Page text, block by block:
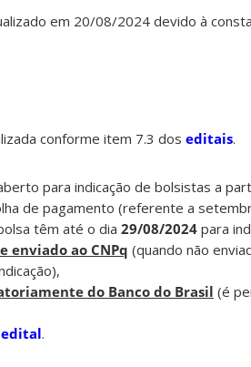
em 20/08/2024 devido à
conforme item 7.3 dos editais.
para indicação de bolsistas a
de pagamento (referente a
têm até o dia 29/08/2024 para
enviado ao CNPq (quando não
do Banco do Brasil (é
edital.